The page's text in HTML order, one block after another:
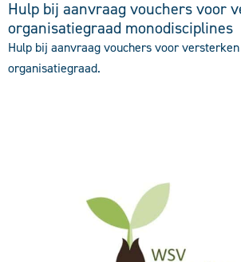
Hulp bij aanvraag vouchers voor
organisatiegraad monodisciplines
Hulp bij aanvraag vouchers voor
organisatiegraad.